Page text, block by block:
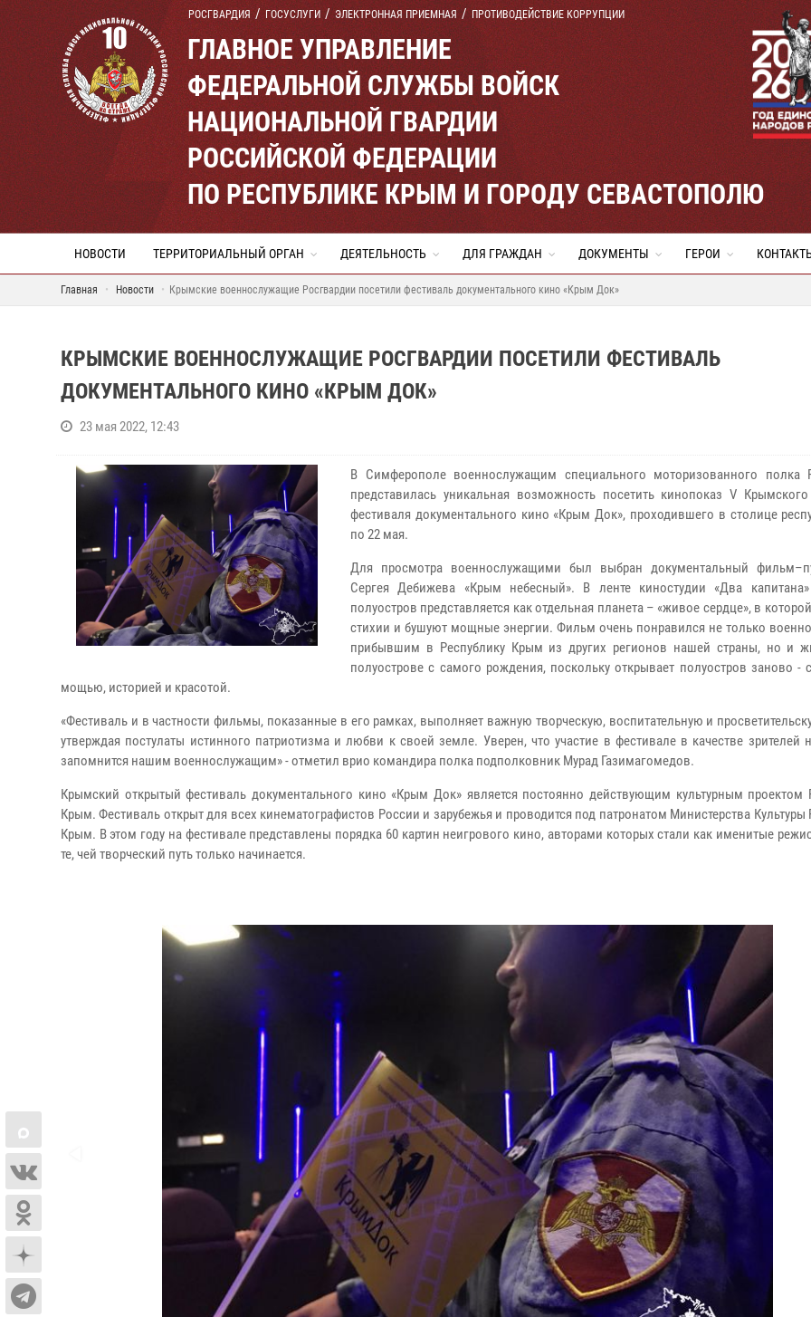
РОСГВАРДИЯ ГОСУСЛУГИ ЭЛЕКТРОННАЯ ПРИЕМНАЯ ПРОТИВОДЕЙСТВИЕ КОРРУПЦИИ
ГЛАВНОЕ УПРАВЛЕНИЕ
ФЕДЕРАЛЬНОЙ СЛУЖБЫ ВОЙСК
НАЦИОНАЛЬНОЙ ГВАРДИИ
РОССИЙСКОЙ ФЕДЕРАЦИИ
ПО РЕСПУБЛИКЕ КРЫМ И ГОРОДУ СЕВАСТОПОЛЮ
НОВОСТИ ТЕРРИТОРИАЛЬНЫЙ ОРГАН ДЕЯТЕЛЬНОСТЬ ДЛЯ ГРАЖДАН ДОКУМЕНТЫ ГЕРОИ
Главная Новости Крымские военнослужащие Росгвардии посетили фестиваль документального кино «Крым Док»
КРЫМСКИЕ ВОЕННОСЛУЖАЩИЕ РОСГВАРДИИ ПОСЕТИЛИ ФЕСТИВАЛЬ
ДОКУМЕНТАЛЬНОГО КИНО «КРЫМ ДОК»
23 мая 2022, 12:43
В Симферополе военнослужащим специального моторизованного полка
представилась уникальная возможность посетить кинопоказ V Крымского
фестиваля документального кино «Крым Док», проходившего в столице
по 22 мая.
Для просмотра военнослужащими был выбран документальный
Сергея Дебижева «Крым небесный». В ленте киностудии «Два
полуостров представляется как отдельная планета – «живое сердце», в
стихии и бушуют мощные энергии. Фильм очень понравился не только
прибывшим в Республику Крым из других регионов нашей страны, но и
полуострове с самого рождения, поскольку открывает полуостров заново -
мощью, историей и красотой.
«Фестиваль и в частности фильмы, показанные в его рамках, выполняет важную творческую, воспитательную и
утверждая постулаты истинного патриотизма и любви к своей земле. Уверен, что участие в фестивале в качестве зрителей
запомнится нашим военнослужащим» - отметил врио командира полка подполковник Мурад Газимагомедов.
Крымский открытый фестиваль документального кино «Крым Док» является постоянно действующим культурным проектом
Крым. Фестиваль открыт для всех кинематографистов России и зарубежья и проводится под патронатом Министерства Культуры
Крым. В этом году на фестивале представлены порядка 60 картин неигрового кино, авторами которых стали как именитые
те, чей творческий путь только начинается.